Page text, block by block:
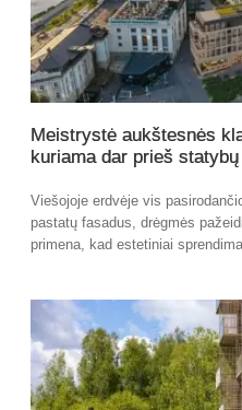
Meistrystė aukštesnės
kuriama dar prieš
Viešojoje erdvėje vis
pastatų fasadus, drėgmės
primena, kad estetiniai